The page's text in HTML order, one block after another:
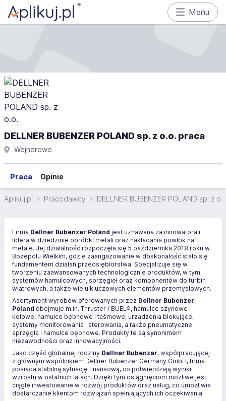
Menu
DELLNER BUBENZER POLAND sp. z o.o. praca
Wejherowo
Praca Opinie
Aplikuj.pl Pracodawcy DELLNER BUBENZER POLAND sp. z
Firma Dellner Bubenzer Poland jest uznawana za innowatora i
lidera w dziedzinie obróbki metali oraz nakładania powłok na
metale. Jej działalność rozpoczęła się 5 października 2018 roku w
Bożepolu Wielkim, gdzie zaangażowanie w doskonałość stało się
fundamentem działań przedsiębiorstwa. Specjalizuje się w
tworzeniu zaawansowanych technologicznie produktów, w tym
systemów hamulcowych, sprzęgieł oraz komponentów do turbin
wiatrowych, a także wielu kluczowych elementów przemysłowych.
Asortyment wyrobów oferowanych przez Dellner Bubenzer
Poland obejmuje m.in. Thruster / BUEL®, hamulce szynowe i
kołowe, hamulce bębnowe i taśmowe, urządzenia blokujące,
systemy monitorowania i sterowania, a także pneumatyczne
sprzęgła i hamulce bębnowe. Produkty te są synonimem
niezawodności oraz innowacyjności.
Jako część globalnej rodziny Dellner Bubenzer, współpracującej
z głównym wspólnikiem Dellner Bubenzer Germany GmbH, firma
posiada stabilną sytuację finansową, co potwierdzają wyniki
wzrostu w ostatnich latach. Dzięki tym osiągnięciom możliwe jest
ciągłe inwestowanie w rozwój produktów oraz usług, co umożliwia
dostarczanie klientom rozwiązań spełniających ich oczekiwania.